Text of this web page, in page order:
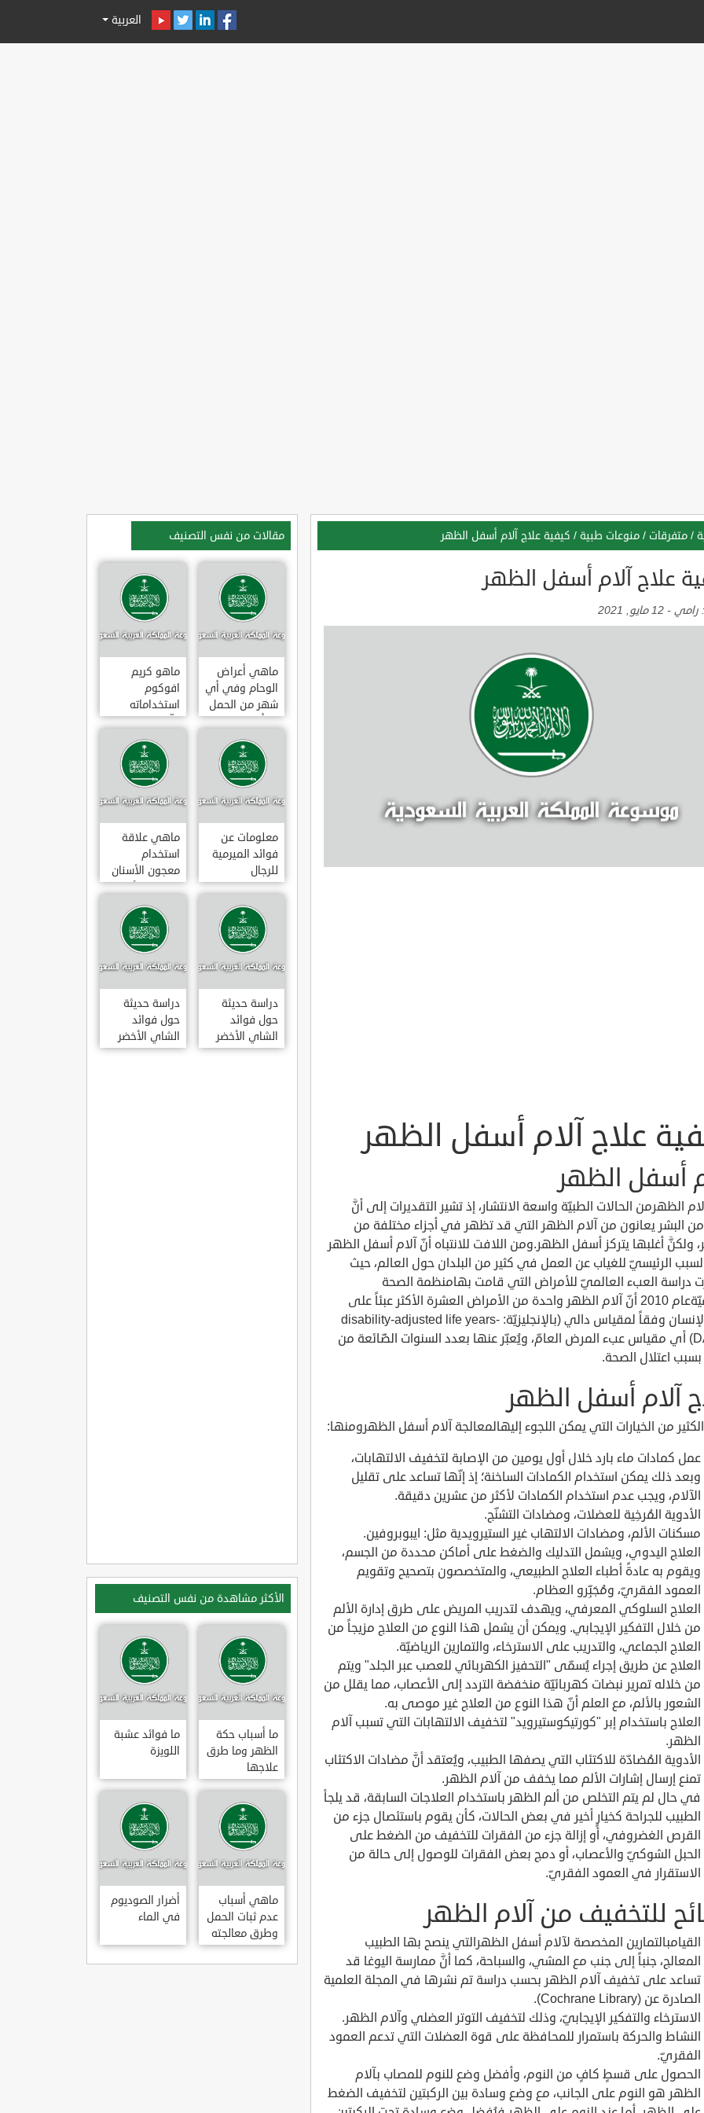
العربية
/ متفرقات / منوعات طبية / كيفية علاج آلام أسفل الظهر
علاج آلام أسفل الظهر
رامي - 12 مايو, 2021
علاج آلام أسفل الظهر
أسفل الظهر
الظهرمن الحالات الطبيّة واسعة الانتشار، إذ تشير التقديرات إلى أنَّ
من البشر يعانون من آلام الظهر التي قد تظهر في أجزاء مختلفة من
ولكنَّ أغلبها يتركز أسفل الظهر.ومن اللافت للانتباه أنّ آلام أسفل الظهر
الرئيسيّ للغياب عن العمل في كثير من البلدان حول العالم، حيث
دراسة العبء العالميّ للأمراض التي قامت بهامنظمة الصحة
العالميّةعام 2010 أنّ آلام الظهر واحدة من الأمراض العشرة الأكثر عبئاً على
حياة الإنسان وفقاً لمقياس دالي (بالإنجليزيّة: disability-adjusted life years-
DALYs) أي مقياس عبء المرض العامّ، ويُعبّر عنها بعدد السنوات الضّائعة من
بسبب اعتلال الصحة.
آلام أسفل الظهر
من الخيارات التي يمكن اللجوء إليهالمعالجة آلام أسفل الظهرومنها:
عمل كمادات ماء بارد خلال أول يومين من الإصابة لتخفيف الالتهابات،
وبعد ذلك يمكن استخدام الكمادات الساخنة؛ إذ إنّها تساعد على تقليل
الآلام، ويجب عدم استخدام الكمادات لأكثر من عشرين دقيقة.
الأدوية المُرخِية للعضلات، ومضادات التشنّج.
مسكنات الألم، ومضادات الالتهاب غير الستيرويدية مثل: ايبوبروفين.
العلاج اليدوي، ويشمل التدليك والضغط على أماكن محددة من الجسم،
ويقوم به عادةً أطباء العلاج الطبيعي، والمتخصصون بتصحيح وتقويم
العمود الفقريّ، ومُجَبِّرو العظام.
العلاج السلوكي المعرفي، ويهدف لتدريب المريض على طرق إدارة الألم
من خلال التفكير الإيجابي. ويمكن أن يشمل هذا النوع من العلاج مزيجاً من
العلاج الجماعي، والتدريب على الاسترخاء، والتمارين الرياضيّة.
العلاج عن طريق إجراء يُسمّى "التحفيز الكهربائي للعصب عبر الجلد" ويتم
من خلاله تمرير نبضات كهربائيّة منخفضة التردد إلى الأعصاب، مما يقلل من
الشعور بالألم، مع العلم أنّ هذا النوع من العلاج غير موصى به.
العلاج باستخدام إبر "كورتيكوستيرويد" لتخفيف الالتهابات التي تسبب آلام
الظهر.
الأدوية المُضادّة للاكتئاب التي يصفها الطبيب، ويُعتقد أنَّ مضادات الاكتئاب
تمنع إرسال إشارات الألم مما يخفف من آلام الظهر.
في حال لم يتم التخلص من ألم الظهر باستخدام العلاجات السابقة، قد يلجأ
الطبيب للجراحة كخيارٍ أخير في بعض الحالات، كأن يقوم باستئصال جزء من
القرص الغضروفي، أو إزالة جزء من الفقرات للتخفيف من الضغط على
الحبل الشوكيّ والأعصاب، أو دمج بعض الفقرات للوصول إلى حالة من
الاستقرار في العمود الفقريّ.
للتخفيف من آلام الظهر
القيامبالتمارين المخصصة لآلام أسفل الظهرالتي ينصح بها الطبيب
المعالج، جنباً إلى جنب مع المشي، والسباحة، كما أنَّ ممارسة اليوغا قد
تساعد على تخفيف آلام الظهر بحسب دراسة تم نشرها في المجلة العلمية
الصادرة عن (Cochrane Library).
الاسترخاء والتفكير الإيجابيّ، وذلك لتخفيف التوتر العضلي وآلام الظهر.
النشاط والحركة باستمرار للمحافظة على قوة العضلات التي تدعم العمود
الفقريّ.
الحصول على قسطٍ كافٍ من النوم، وأفضل وضع للنوم للمصاب بآلام
الظهر هو النوم على الجانب، مع وضع وسادة بين الركبتين لتخفيف الضغط
مقالات من نفس التصنيف
ماهي أعراض
الوحام وفي أي
شهر من الحمل
يبدأ
ماهو كريم
افوكوم
استخداماته
وآثاره الجانبية
معلومات عن
فوائد الميرمية
للرجال
ماهي علاقة
استخدام
معجون الأسنان
بالتهاب الأمعاء
دراسة حديثة
حول فوائد
الشاي الأخضر
دراسة حديثة
حول فوائد
الشاي الأخضر
لعلاج التهاب
الأكثر مشاهدة من نفس التصنيف
ما أسباب حكة
الظهر وما طرق
علاجها
ما فوائد عشبة
اللويزة
ماهي أسباب
عدم ثبات الحمل
وطرق معالجته
أضرار الصوديوم
في الماء